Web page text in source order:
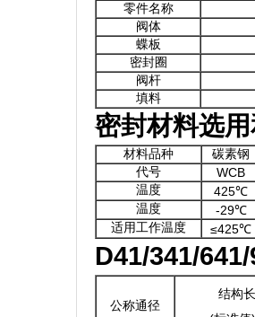
零件名称
阀体
蝶板
密封圈
阀杆
填料
密封材料选
材料品种
碳素钢
代号
WCB
温度
425℃
温度
-29℃
适用工作温度
≤425℃
D41/341/
公称通径
结构